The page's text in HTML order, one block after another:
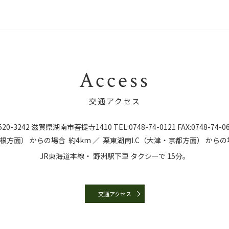
Access
交通アクセス
3242 滋賀県湖南市菩提寺1410 TEL:0748-74-0121 FAX:0748-74-
方面） からの場合 約4km ／ 栗東湖南I.C（大津・京都方面）
から
JR東海道本線・ 野洲駅下車 タクシーで 15分。
交通アクセス